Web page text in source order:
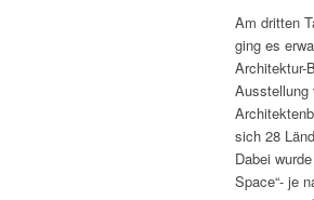
Am dritten
ging es
Architektur-
Ausstellung
sich 28
Dabei
Space“- je